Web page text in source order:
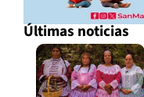
Últimas noticias